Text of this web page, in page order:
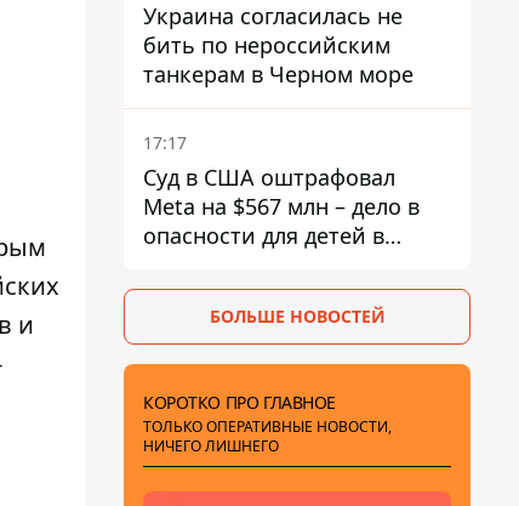
и
Украина согласилась не
бить по нероссийским
танкерам в Черном море
17:17
Суд в США оштрафовал
Meta на $567 млн ​​– дело в
опасности для детей в
БОЛЬШЕ НОВОСТЕЙ
КОРОТКО ПРО ГЛАВНОЕ
ТОЛЬКО ОПЕРАТИВНЫЕ НОВОСТИ,
НИЧЕГО ЛИШНЕГО